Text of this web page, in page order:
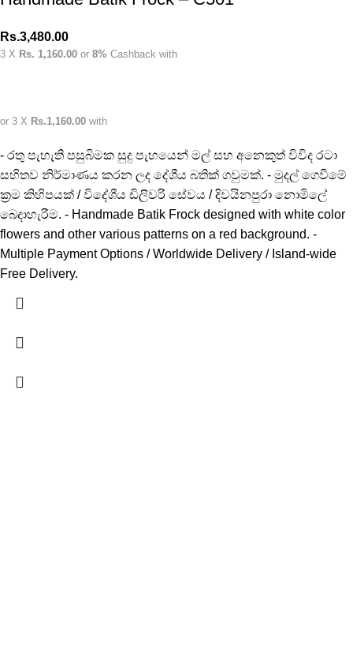
Rs.3,480.00
3 X Rs. 1,160.00 or 8% Cashback with
or 3 X Rs.1,160.00 with
- රතු පැහැති පසුබිමක සුදු පැහයෙන් මල් සහ අනෙකුත් විවිද රටා
සහිතව නිර්මාණය කරන ලද දේශීය බතික් ගවුමක්. - මුදල් ගෙවීමේ
ක්‍රම කිහිපයක් / විදේශීය ඩිලිවරි සේවය / දිවයිනපුරා නොමිලේ
බෙදාහැරීම. - Handmade Batik Frock designed with white color
flowers and other various patterns on a red background. -
Multiple Payment Options / Worldwide Delivery / Island-wide
Free Delivery.